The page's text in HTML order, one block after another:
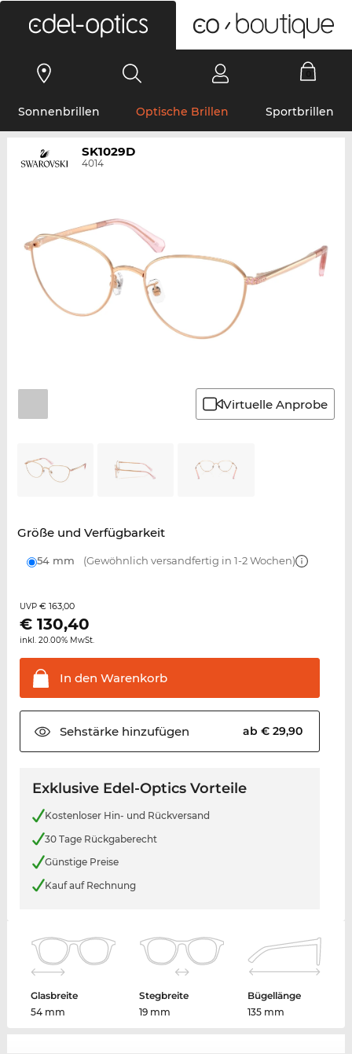
Sonnenbrillen Optische Brillen Sportbrillen
SK1029D
4014
Virtuelle Anprobe
Größe und Verfügbarkeit
54 mm (Gewöhnlich versandfertig in 1-2 Wochen)
UVP € 163,00
€ 130,40
inkl. 20.00% MwSt.
In den Warenkorb
Sehstärkehinzufügen ab € 29,90
Exklusive Edel-Optics Vorteile
Kostenloser Hin- und Rückversand
30 Tage Rückgaberecht
Günstige Preise
Kauf auf Rechnung
Glasbreite
54 mm
Stegbreite
19 mm
Bügellänge
135 mm